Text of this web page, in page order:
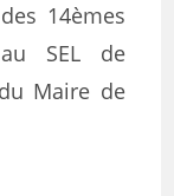
14èmes
SEL de
Maire de